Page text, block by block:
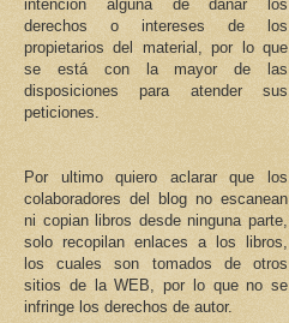
intención alguna de dañar los
derechos o intereses de los
propietarios del material, por lo que
se está con la mayor de las
disposiciones para atender sus
peticiones.
Por ultimo quiero aclarar que los
colaboradores del blog no escanean
ni copian libros desde ninguna parte,
solo recopilan enlaces a los libros,
los cuales son tomados de otros
sitios de la WEB, por lo que no se
infringe los derechos de autor.